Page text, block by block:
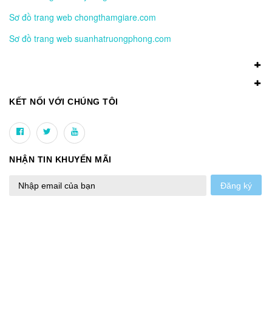
Sơ đồ trang web chongthamgiare.com
Sơ đồ trang web suanhatruongphong.com
KẾT NỐI VỚI CHÚNG TÔI
NHẬN TIN KHUYẾN MÃI
Đăng ký